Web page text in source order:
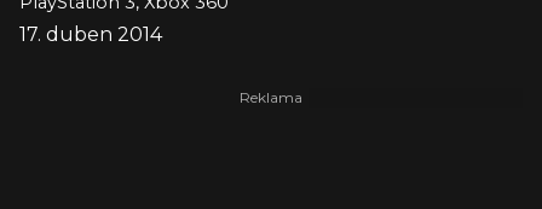
17. duben 2014